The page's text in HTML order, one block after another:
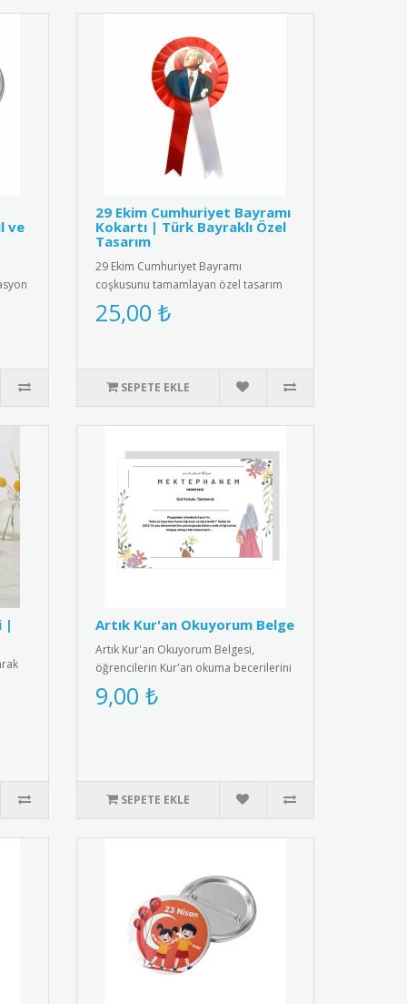
ve
29 Ekim Cumhuriyet Bayramı
Kokartı | Türk Bayraklı Özel
Tasarım
29 Ekim Cumhuriyet Bayramı
coşkusunu tamamlayan özel tasarım
kokart. Türk bayrağı ve "29 Ekim C..
25,00 ₺
SEPETE EKLE
|
Artık Kur'an Okuyorum Belge
Artık Kur'an Okuyorum Belgesi,
öğrencilerin Kur'an okuma becerilerini
kutlayan anlamlı bir ödül belg..
9,00 ₺
SEPETE EKLE